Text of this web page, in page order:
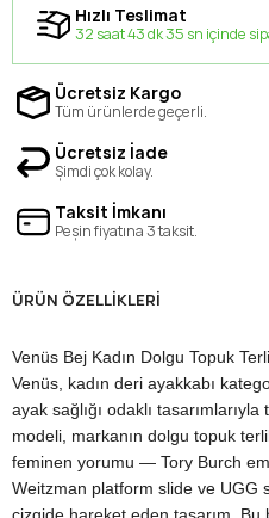
Hızlı Teslimat
32 saat 43 dk 35 sn içinde
Ücretsiz Kargo
Tüm ürünlerde geçerli.
Ücretsiz İade
Şimdi çok kolay.
Taksit İmkanı
Peşin fiyatına 3 taksit.
ÜRÜN ÖZELLIKLERI
Venüs Bej Kadın Dolgu Topuk
Venüs, kadın deri ayakkabı
ayak sağlığı odaklı
modeli, markanın dolgu topuk
feminen yorumu — Tory Burch
Weitzman platform slide ve UGG